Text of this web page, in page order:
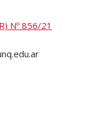
Nº 856/21